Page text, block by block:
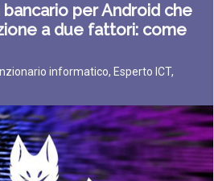
per Android che
a due fattori: come
informatico, Esperto ICT,